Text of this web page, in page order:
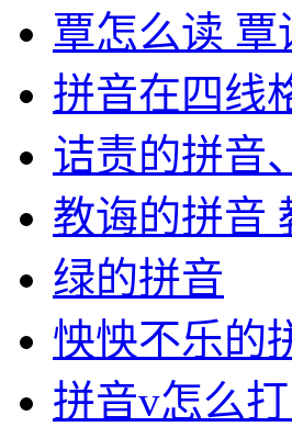
覃怎么读 覃
拼音在四线
诘责的拼音
教诲的拼音
绿的拼音
怏怏不乐的
拼音v怎么